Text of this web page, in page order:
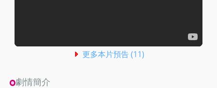
更多本片預告 (11)
劇情簡介